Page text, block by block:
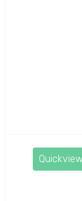
Quickview